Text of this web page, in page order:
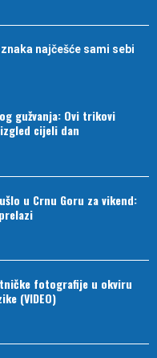
najčešće sami sebi
gužvanja: Ovi trikovi
cijeli dan
u Crnu Goru za vikend:
fotografije u okviru
(VIDEO)